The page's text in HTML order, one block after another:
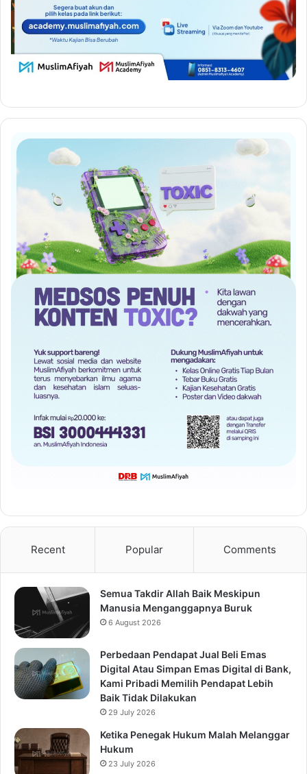
Recent Popular Comments
Semua Takdir Allah Baik Meskipun
Manusia Menganggapnya Buruk
6 August 2026
Perbedaan Pendapat Jual Beli Emas
Digital Atau Simpan Emas Digital di Bank,
Kami Pribadi Memilih Pendapat Lebih
Baik Tidak Dilakukan
29 July 2026
Ketika Penegak Hukum Malah Melanggar
Hukum
23 July 2026